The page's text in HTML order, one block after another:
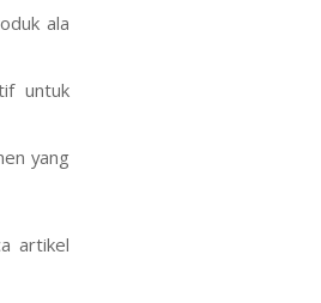
ala
untuk
yang
artikel